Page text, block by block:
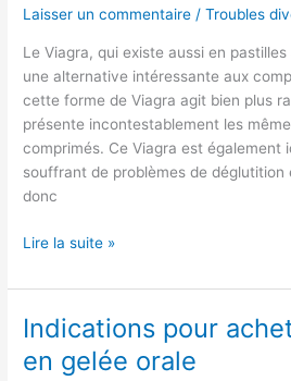
Laisser un commentaire /Troubles
Le Viagra, qui existe aussi en
une alternative intéressante aux
cette forme de Viagra agit bien plus
présente incontestablement les
comprimés. Ce Viagra est également
souffrant de problèmes de déglutition
donc
Lire la suite »
Indications pour
en gelée orale
Indications
acheter